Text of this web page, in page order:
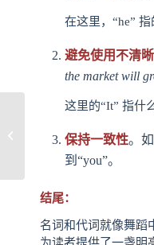
在这里，“he”
避免使用不清
the market will
这里的“It” 指什
保持一致性。
到“you”。
结尾：
名词和代词就像舞蹈
如何应用理论知识到实际